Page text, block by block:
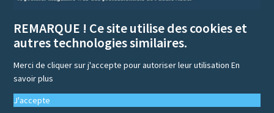
REMARQUE ! Ce site utilise des cookies et
autres technologies similaires.
Merci de cliquer sur j'accepte pour autoriser leur utilisationEn
savoir plus
J'accepte